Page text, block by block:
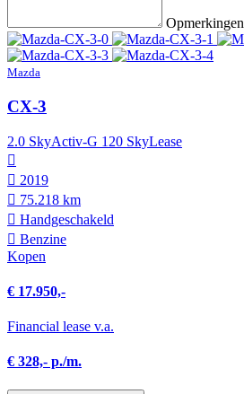
Opmerkingen
Mazda
CX-3
2.0 SkyActiv-G 120 SkyLease
2019
75.218 km
Hand­geschakeld
Benzine
Kopen
€ 17.950,-
Financial lease v.a.
€ 328,- p./m.